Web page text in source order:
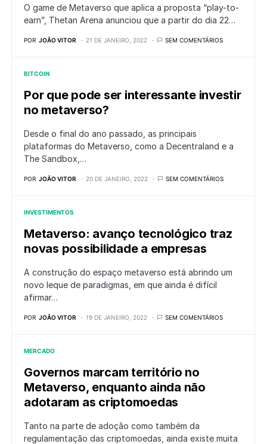
O game de Metaverso que aplica a proposta “play-to-
earn”, Thetan Arena anunciou que a partir do dia 22…
POR JOÃO VITOR 21 DE JANEIRO, 2022 SEM COMENTÁRIOS
BITCOIN
Por que pode ser interessante investir
no metaverso?
Desde o final do ano passado, as principais
plataformas do Metaverso, como a Decentraland e a
The Sandbox,…
POR JOÃO VITOR 20 DE JANEIRO, 2022 SEM COMENTÁRIOS
INVESTIMENTOS
Metaverso: avanço tecnológico traz
novas possibilidade a empresas
A construção do espaço metaverso está abrindo um
novo leque de paradigmas, em que ainda é difícil
afirmar…
POR JOÃO VITOR 19 DE JANEIRO, 2022 SEM COMENTÁRIOS
MERCADO
Governos marcam território no
Metaverso, enquanto ainda não
adotaram as criptomoedas
Tanto na parte de adoção como também da
regulamentação das criptomoedas, ainda existe muita